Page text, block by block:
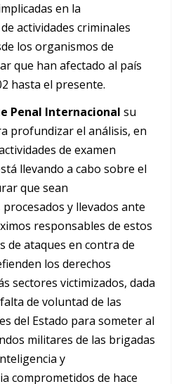
en la
actividades criminales
los organismos de
que han afectado al país
hasta el presente.
Penal Internacional su
profundizar el análisis, en
de examen
llevando a cabo sobre el
que sean
y llevados ante
responsables de estos
de ataques en contra de
los derechos
sectores victimizados, dada
de voluntad de las
del Estado para someter al
militares de las brigadas
y
comprometidos de hace